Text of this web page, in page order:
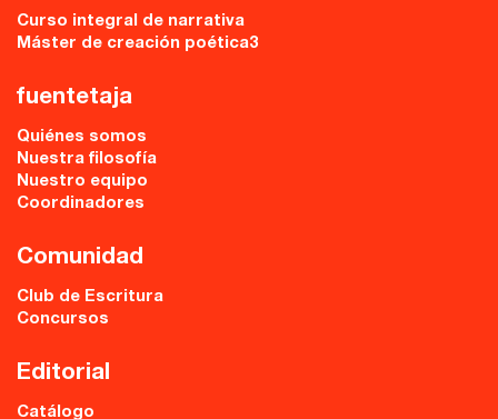
Curso integral de narrativa
Máster de creación poética3
fuentetaja
Quiénes somos
Nuestra filosofía
Nuestro equipo
Coordinadores
Comunidad
Club de Escritura
Concursos
Editorial
Catálogo